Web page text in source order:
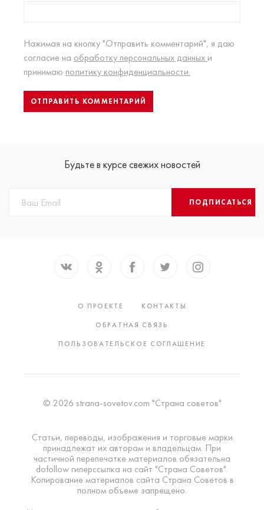
Нажимая на кнопку "Отправить комментарий", я даю
согласие на обработку персональных данных и
принимаю политику конфиденциальности.
Будьте в курсе свежих новостей
ПОДПИСАТЬСЯ
О ПРОЕКТЕ
КОНТАКТЫ
ОБРАТНАЯ СВЯЗЬ
ПОЛЬЗОВАТЕЛЬСКОЕ СОГЛАШЕНИЕ
© 2026 strana-sovetov.com "Страна советов"
Статьи, переводы, изображения и торговые марки
принадлежат их авторам и владельцам. При
частичной перепечатке материалов обязательна
dofollow гиперссылка на сайт "Страна Советов".
Копирование материалов сайта Страна Советов в
полном объеме запрещено.